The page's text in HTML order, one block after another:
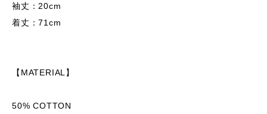
袖丈：20cm
着丈：71cm
【MATERIAL】
50% COTTON